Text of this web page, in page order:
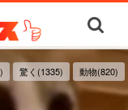
驚く(1335) 動物(820)